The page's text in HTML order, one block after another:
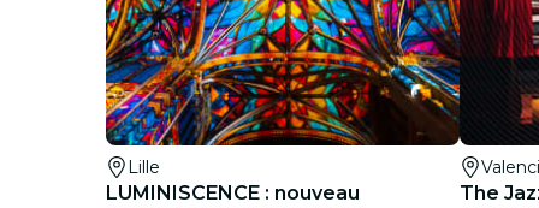
Lille
LUMINISCENCE : nouveau The